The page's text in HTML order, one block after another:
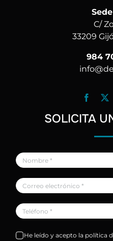
C/
33209
984
SOLICITA
He leído y acepto la política